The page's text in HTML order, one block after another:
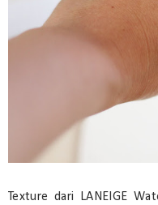
Texture dari LANEIGE